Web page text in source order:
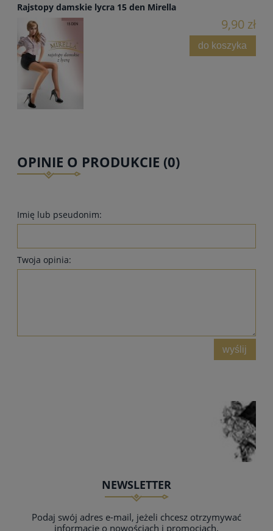
Rajstopy damskie lycra 15 den Mirella
9,90 zł
do koszyka
OPINIE O PRODUKCIE (0)
Imię lub pseudonim:
Twoja opinia:
wyślij
NEWSLETTER
Podaj swój adres e-mail, jeżeli chcesz otrzymywać
informacje o nowościach i promocjach.